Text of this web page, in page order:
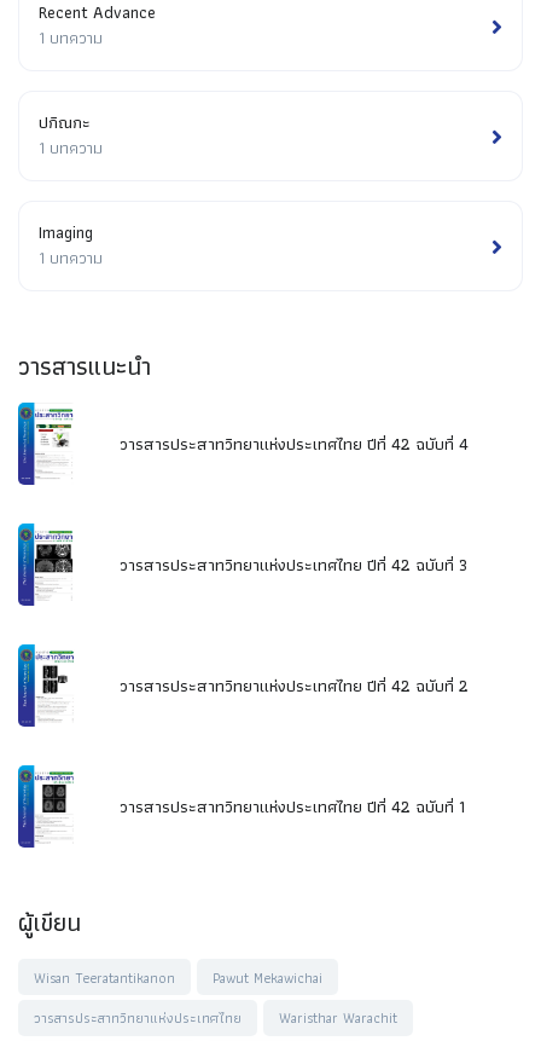
Recent Advance
1 บทความ
ปกิณกะ
1 บทความ
Imaging
1 บทความ
วารสารแนะนำ
วารสารประสาทวิทยาแห่งประเทศไทย ปีที่ 42 ฉบับที่ 4
วารสารประสาทวิทยาแห่งประเทศไทย ปีที่ 42 ฉบับที่ 3
วารสารประสาทวิทยาแห่งประเทศไทย ปีที่ 42 ฉบับที่ 2
วารสารประสาทวิทยาแห่งประเทศไทย ปีที่ 42 ฉบับที่ 1
ผู้เขียน
Wisan Teeratantikanon
Pawut Mekawichai
วารสารประสาทวิทยาแห่งประเทศไทย
Waristhar Warachit